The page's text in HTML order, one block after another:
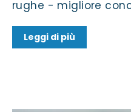
rughe - migliore
Leggi di più